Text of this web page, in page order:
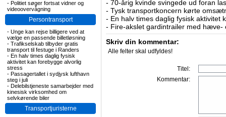
- Politiet søger fortsat vidner og
videoovervågning
Persontransport
- Unge kan rejse billigere ved at
vælge en passende billetløsning
- Trafikselskab tilbyder gratis
transport til festuge i Randers
- En halv times daglig fysisk
aktivitet kan forebygge alvorlig
stress
- Passagertallet i sydjysk lufthavn
steg i juli
- Delebilstjeneste samarbejder med
kinesisk virksomhed om
selvkørende biler
Transportjuristerne
- 70-årig kvinde svingede ud foran
- Tysk transportkoncern kørte
- En halv times daglig fysisk aktivitet
- Fire-akslet gardintrailer med hæve-
Skriv din kommentar:
Alle felter skal udfyldes!
Titel:
Kommentar: